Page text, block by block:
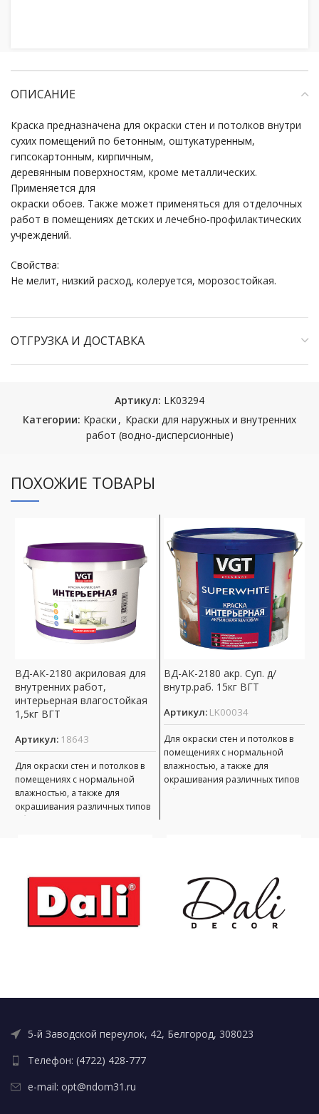
ОПИСАНИЕ
Краска предназначена для окраски стен и потолков внутри
сухих помещений по бетонным, оштукатуренным,
гипсокартонным, кирпичным,
деревянным поверхностям, кроме металлических.
Применяется для
окраски обоев. Также может применяться для отделочных
работ в помещениях детских и лечебно-профилактических
учреждений.
Свойства:
Не мелит, низкий расход, колеруется, морозостойкая.
ОТГРУЗКА И ДОСТАВКА
Артикул: LK03294
Категории: Краски , Краски для наружных и внутренних
работ (водно-дисперсионные)
ПОХОЖИЕ ТОВАРЫ
ВД-АК-2180 акриловая для
внутренних работ,
интерьерная влагостойкая
1,5кг ВГТ
Артикул: 18643
Для окраски стен и потолков в
помещениях с нормальной
влажностью, а также для
окрашивания различных типов
обоев. имеет хорошую адгезию
ВД-АК-2180 акр. Суп. д/
внутр.раб. 15кг ВГТ
Артикул: LK00034
Для окраски стен и потолков в
помещениях с нормальной
влажностью, а также для
окрашивания различных типов
обоев. имеет хорошую адгезию
5-й Заводской переулок, 42, Белгород, 308023
Телефон: (4722) 428-777
e-mail: opt@ndom31.ru